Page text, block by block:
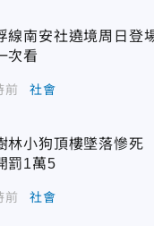
線南安社遶境周日
次看
前 社會
林小狗頂樓墜落慘
罰1萬5
前 社會